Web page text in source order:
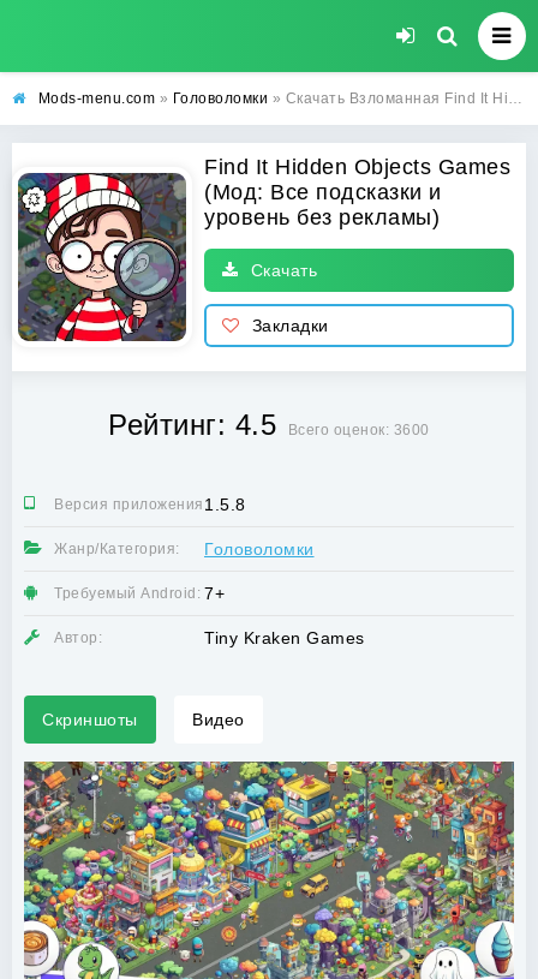
Mods-menu.com » Головоломки » Скачать Взломанная Find It Hidden Objects Games (Все подсказки и уровень без рекламы) на Андроид бесплатно
Find It Hidden Objects Games
(Мод: Все подсказки и
уровень без рекламы)
Скачать
Закладки
Рейтинг: 4.5 Всего оценок: 3600
Версия приложения:1.5.8
Жанр/Категория: Головоломки
Требуемый Android: 7+
Автор: Tiny Kraken Games
Скриншоты Видео